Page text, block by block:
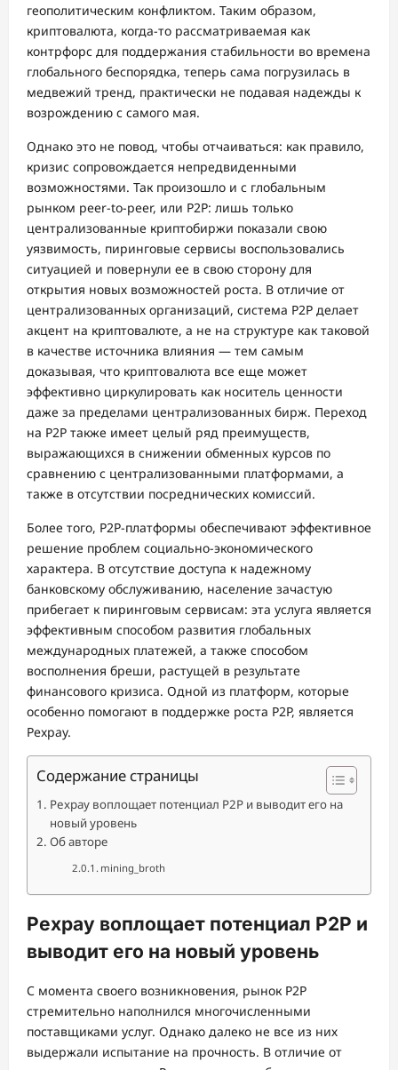
геополитическим конфликтом. Таким образом,
криптовалюта, когда-то рассматриваемая как
контрфорс для поддержания стабильности во времена
глобального беспорядка, теперь сама погрузилась в
медвежий тренд, практически не подавая надежды к
возрождению с самого мая.
Однако это не повод, чтобы отчаиваться: как правило,
кризис сопровождается непредвиденными
возможностями. Так произошло и с глобальным
рынком peer-to-peer, или P2P: лишь только
централизованные криптобиржи показали свою
уязвимость, пиринговые сервисы воспользовались
ситуацией и повернули ее в свою сторону для
открытия новых возможностей роста. В отличие от
централизованных организаций, система P2P делает
акцент на криптовалюте, а не на структуре как таковой
в качестве источника влияния — тем самым
доказывая, что криптовалюта все еще может
эффективно циркулировать как носитель ценности
даже за пределами централизованных бирж. Переход
на P2P также имеет целый ряд преимуществ,
выражающихся в снижении обменных курсов по
сравнению с централизованными платформами, а
также в отсутствии посреднических комиссий.
Более того, P2P-платформы обеспечивают эффективное
решение проблем социально-экономического
характера. В отсутствие доступа к надежному
банковскому обслуживанию, население зачастую
прибегает к пиринговым сервисам: эта услуга является
эффективным способом развития глобальных
международных платежей, а также способом
восполнения бреши, растущей в результате
финансового кризиса. Одной из платформ, которые
особенно помогают в поддержке роста P2P, является
Pexpay.
Содержание страницы
Pexpay воплощает потенциал P2P и выводит его на
новый уровень
Об авторе
mining_broth
Pexpay воплощает потенциал P2P и
выводит его на новый уровень
С момента своего возникновения, рынок P2P
стремительно наполнился многочисленными
поставщиками услуг. Однако далеко не все из них
выдержали испытание на прочность. В отличие от